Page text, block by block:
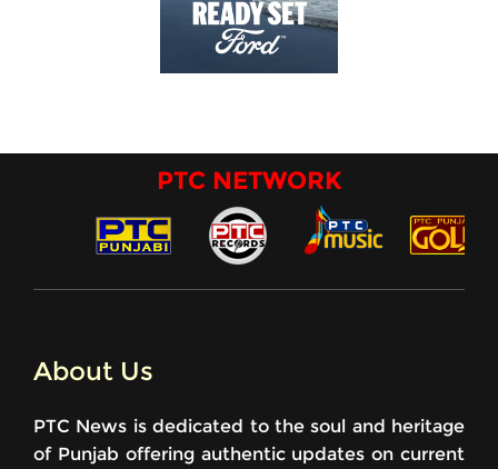
PTC NETWORK
About Us
PTC News is dedicated to the soul and heritage
of Punjab offering authentic updates on current